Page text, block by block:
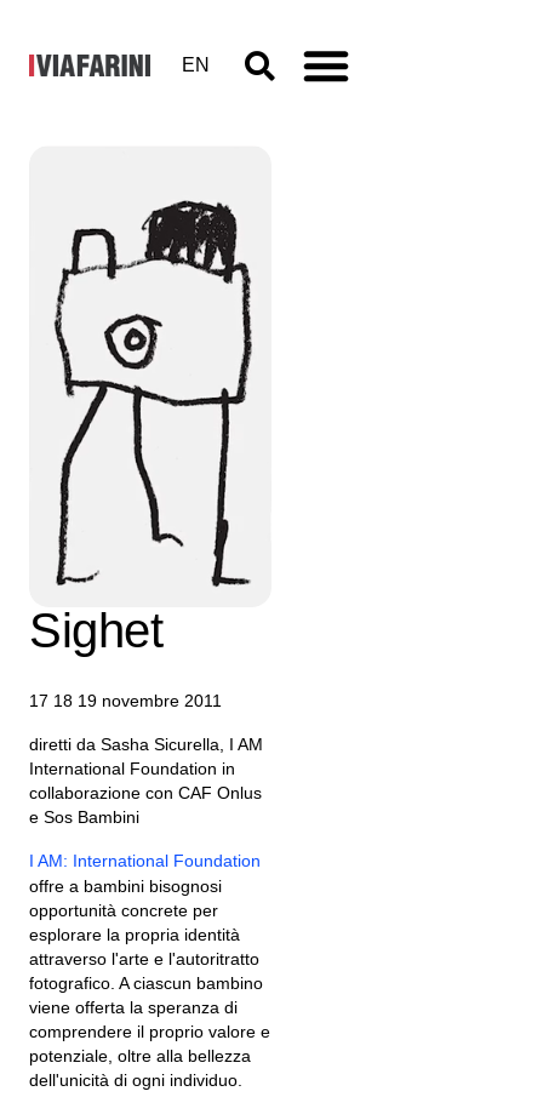
EN
I AM Italy I
AM
Romania.
Autoritratti
fotografici
dei bambini
di Milano e
Sighet
17 18 19 novembre 2011
diretti da Sasha Sicurella, I AM
International Foundation in
collaborazione con CAF Onlus
e Sos Bambini
I AM: International Foundation
offre a bambini bisognosi
opportunità concrete per
esplorare la propria identità
attraverso l'arte e l'autoritratto
fotografico. A ciascun bambino
viene offerta la speranza di
comprendere il proprio valore e
potenziale, oltre alla bellezza
dell'unicità di ogni individuo.